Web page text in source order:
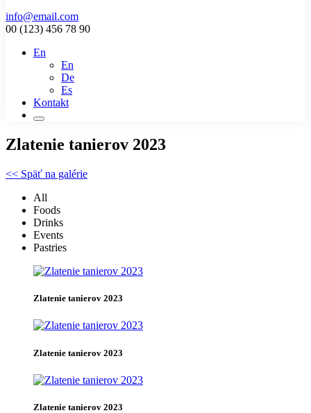
info@email.com
00 (123) 456 78 90
En
En
De
Es
Kontakt
Zlatenie tanierov 2023
<< Späť na galérie
All
Foods
Drinks
Events
Pastries
Zlatenie tanierov 2023
Zlatenie tanierov 2023
Zlatenie tanierov 2023